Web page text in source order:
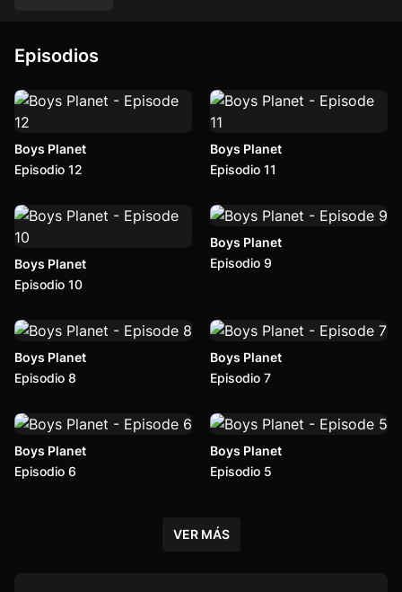
Episodios
Boys Planet
Episodio 12
Boys Planet
Episodio 11
Boys Planet
Episodio 10
Boys Planet
Episodio 9
Boys Planet
Episodio 8
Boys Planet
Episodio 7
Boys Planet
Episodio 6
Boys Planet
Episodio 5
VER MÁS